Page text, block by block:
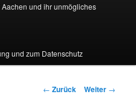
und ihr unmögliches
und zum Datenschutz
Beitragsnavigation
← Zurück Weiter →